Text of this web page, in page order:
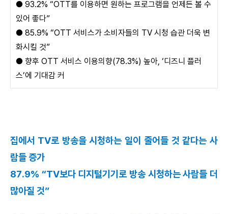
● 93.2% “OTT를 이용하면 원하는 프로그램을 언제든 볼 수
있어 좋다”
● 85.9% “OTT 서비스가 소비자들의 TV 시청 습관 더욱 변
화시킬 것”
● 향후 OTT 서비스 이용의향(78.3%) 높아, ‘디즈니 플러
스’에 기대감 커
집에서 TV로 방송을 시청하는 일이 줄어들 것 같다는 사
람들 증가
87.9% “TV보다 디지털기기로 방송 시청하는 사람들 더
많아질 것”